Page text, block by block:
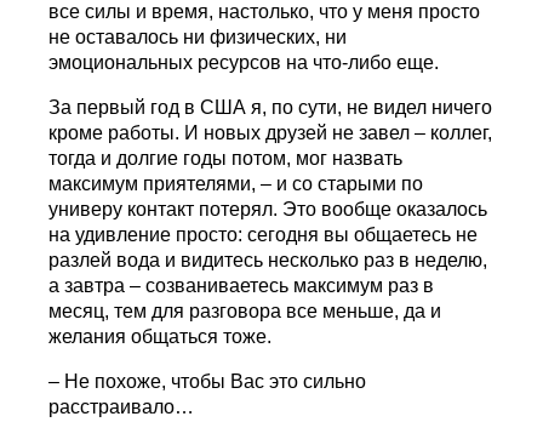
все силы и время, настолько, что у меня просто
не оставалось ни физических, ни
эмоциональных ресурсов на что-либо еще.
За первый год в США я, по сути, не видел ничего
кроме работы. И новых друзей не завел – коллег,
тогда и долгие годы потом, мог назвать
максимум приятелями, – и со старыми по
универу контакт потерял. Это вообще оказалось
на удивление просто: сегодня вы общаетесь не
разлей вода и видитесь несколько раз в неделю,
а завтра – созваниваетесь максимум раз в
месяц, тем для разговора все меньше, да и
желания общаться тоже.
– Не похоже, чтобы Вас это сильно
расстраивало…